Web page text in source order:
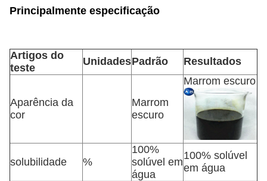
Principalmente especificação
Artigos do
teste
UnidadesPadrão Resultados
Aparência da
cor
Marrom
escuro
Marrom escuro
solubilidade %
100%
solúvel em
água
100% solúvel
em água